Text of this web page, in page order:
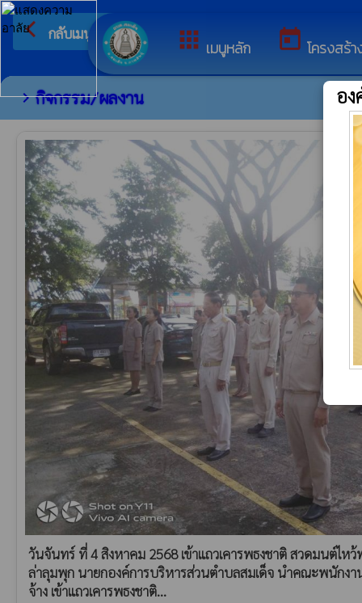
apps เมนูหลัก today โครงสร้
arrow_back_ios กลับเมนูหลัก ยินดีต้อนรับสู่เว็บไซ
chevron_rightกิจกรรม/ผลงาน
วันจันทร์ ที่ 4 สิงหาคม 2568 เข้าแถวเคารพธงชาติ สวดมนต์ไห
ล่าลุมพุก นายกองค์การบริหารส่วนตำบลสมเด็จ นำคณะพนักง
จ้าง เข้าแถวเคารพธงชาติ...
อ